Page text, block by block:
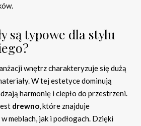
są typowe dla stylu
wnętrz charakteryzuje się dużą
W tej estetyce dominują
harmonię i ciepło do przestrzeni.
drewno, które znajduje
meblach, jak i podłogach. Dzięki